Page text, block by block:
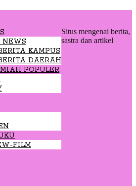
NEWS
KAMPUS
DAERAH
POPULER
FILM
Situs mengenai berita,
sastra dan artikel